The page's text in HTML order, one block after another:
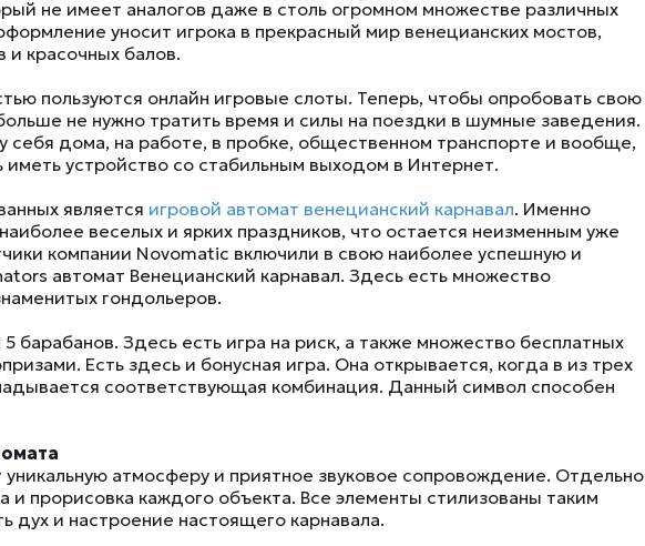
не имеет аналогов даже в столь огромном множестве различных
уносит игрока в прекрасный мир венецианских мостов,
и красочных балов.
пользуются онлайн игровые слоты. Теперь, чтобы опробовать свою
не нужно тратить время и силы на поездки в шумные заведения.
себя дома, на работе, в пробке, общественном транспорте и вообще,
устройство со стабильным выходом в Интернет.
является игровой автомат венецианский карнавал. Именно
веселых и ярких праздников, что остается неизменным уже
компании Novomatic включили в свою наиболее успешную и
автомат Венецианский карнавал. Здесь есть множество
гондольеров.
барабанов. Здесь есть игра на риск, а также множество бесплатных
Есть здесь и бонусная игра. Она открывается, когда в из трех
соответствующая комбинация. Данный символ способен
атмосферу и приятное звуковое сопровождение.
и прорисовка каждого объекта. Все элементы стилизованы таким
дух и настроение настоящего карнавала.